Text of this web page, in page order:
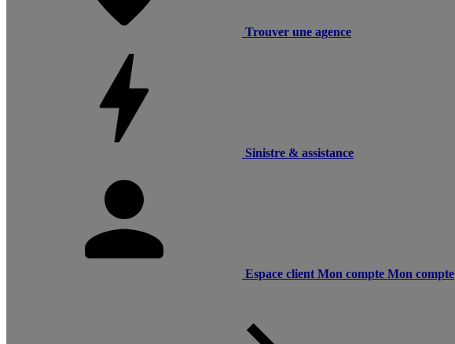
Trouver une agence
Sinistre & assistance
Espace client Mon compte Mon compte